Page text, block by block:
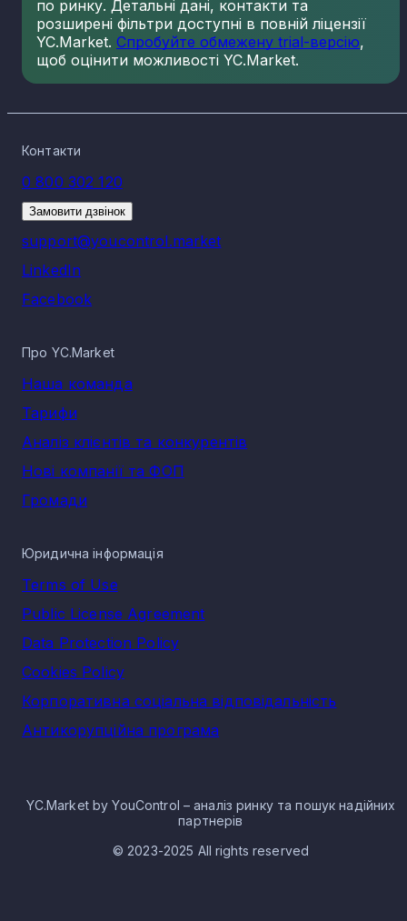
по ринку. Детальні дані, контакти та
розширені фільтри доступні в повній ліцензії
YC.Market. Спробуйте обмежену trial-версію,
щоб оцінити можливості YC.Market.
Контакти
0 800 302 120
Замовити дзвінок
support@youcontrol.market
LinkedIn
Facebook
Про YC.Market
Наша команда
Тарифи
Аналіз клієнтів та конкурентів
Нові компанії та ФОП
Громади
Юридична інформація
Terms of Use
Public License Agreement
Data Protection Policy
Cookies Policy
Корпоративна соціальна відповідальність
Антикорупційна програма
YC.Market by YouControl – аналіз ринку та пошук надійних
партнерів
© 2023-2025 All rights reserved